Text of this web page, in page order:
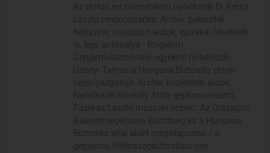
Az elmult evi balesetekrol nyilatkozik Dr Kercs
Laszlo rendorezredes. Archiv: balesetek
helyszine, osszetort autok, ejszakai felvetelek
is, legi: autopalya - forgalom.
Gepjarmubiztositasi ugyekrol nyilatkozik
Uzonyi Tamas a Hungaria Biztosito elnok-
vezerigazgatoja. Archiv: kozlekedo autok.
Nyilatkozik Konkoly Attila gepkocsivezeto,
Fazekas Laszlo muszaki vezeto. Az Orszagos
Balesetmegelozesi Bizottsag es a Hungaria
Biztosito altal alairt megallapodas / a
gepjarmu felelossegbiztositasi cse...